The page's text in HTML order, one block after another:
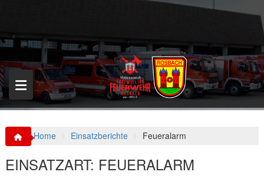
p
o
c
o
n
t
Home Einsatzberichte Feueralarm
EINSATZART: FEUERALARM